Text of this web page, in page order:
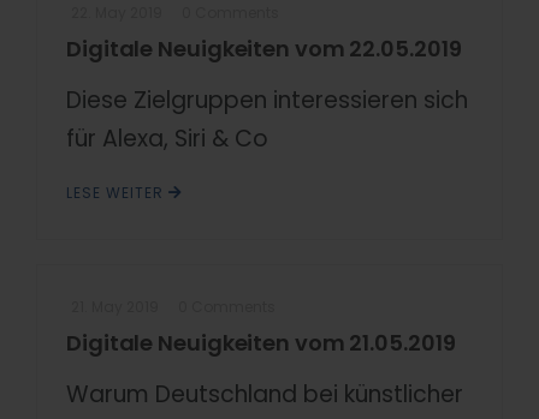
Digitale Neuigkeiten vom 22.05.2019
Diese Zielgruppen interessieren sich
für Alexa, Siri & Co
LESE WEITER
Digitale Neuigkeiten vom 21.05.2019
Warum Deutschland bei künstlicher